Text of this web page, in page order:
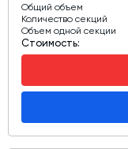
Общий объем
Количество секций
Объем одной секции
Стоимость: